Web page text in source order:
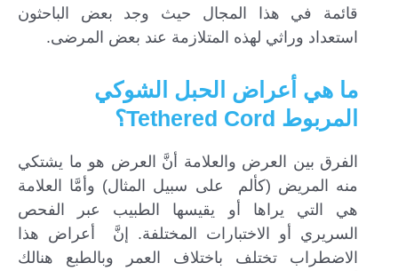
قائمة في هذا المجال حيث وجد بعض الباحثون
استعداد وراثي لهذه المتلازمة عند بعض المرضى.
ما هي أعراض الحبل الشوكي
المربوط Tethered Cord؟
الفرق بين العرض والعلامة أنَّ العرض هو ما يشتكي
منه المريض (كألم على سبيل المثال) وأمَّا العلامة
هي التي يراها أو يقيسها الطبيب عبر الفحص
السريري أو الاختبارات المختلفة. إنَّ أعراض هذا
الاضطراب تختلف باختلاف العمر وبالطبع هنالك